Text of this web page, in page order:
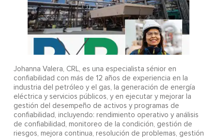
Johanna Valera, CRL, es una especialista sénior en
confiabilidad con más de 12 años de experiencia en la
industria del petróleo y el gas, la generación de energía
eléctrica y servicios públicos, y en ejecutar y mejorar la
gestión del desempeño de activos y programas de
confiabilidad, incluyendo: rendimiento operativo y análisis
de confiabilidad, monitoreo de la condición, gestión de
riesgos, mejora continua, resolución de problemas, gestión